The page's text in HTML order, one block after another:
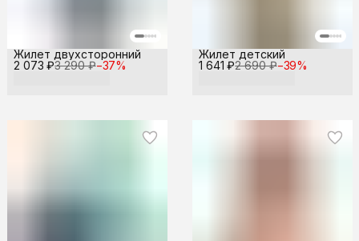
2 073 ₽3 290 ₽−37%
Жилет двухсторонний
1 641 ₽2 690 ₽−39%
Жилет детский